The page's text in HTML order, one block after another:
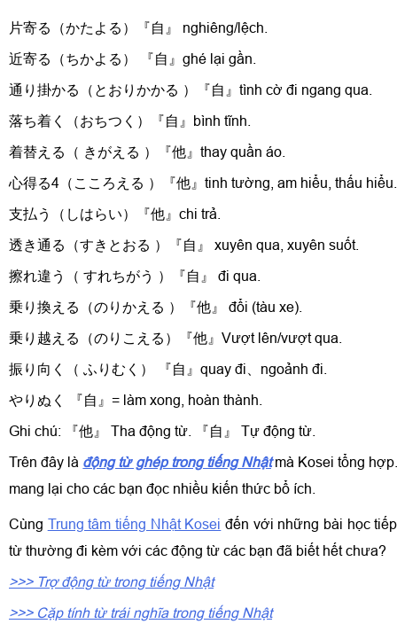
片寄る（かたよる）『自』 nghiêng/lệch.
近寄る（ちかよる） 『自』ghé lại gần.
通り掛かる（とおりかかる ）『自』tình cờ đi ngang qua.
落ち着く（おちつく）『自』bình tĩnh.
着替える（ きがえる ）『他』thay quần áo.
心得る4（こころえる ）『他』tinh tường, am hiểu, thấu hiểu.
支払う（しはらい）『他』chi trả.
透き通る（すきとおる ）『自』 xuyên qua, xuyên suốt.
擦れ違う（ すれちがう ）『自』 đi qua.
乗り換える（のりかえる ）『他』 đổi (tàu xe).
乗り越える（のりこえる）『他』Vượt lên/vượt qua.
振り向く（ ふりむく） 『自』quay đi、ngoảnh đi.
やりぬく 『自』= làm xong, hoàn thành.
Ghi chú: 『他』 Tha động từ. 『自』 Tự động từ.
Trên đây là động từ ghép trong tiếng Nhậtmà Kosei tổng
mang lại cho các bạn đọc nhiều kiến thức bổ ích.
Cùng Trung tâm tiếng Nhật Kosei đến với những bài học
từ thường đi kèm với các động từ các bạn đã biết hết chưa?
>>> Trợ động từ trong tiếng Nhật
>>> Cặp tính từ trái nghĩa trong tiếng Nhật